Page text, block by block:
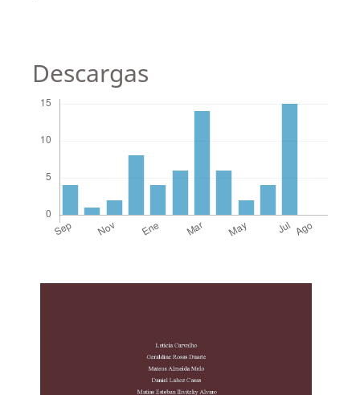
Descargas